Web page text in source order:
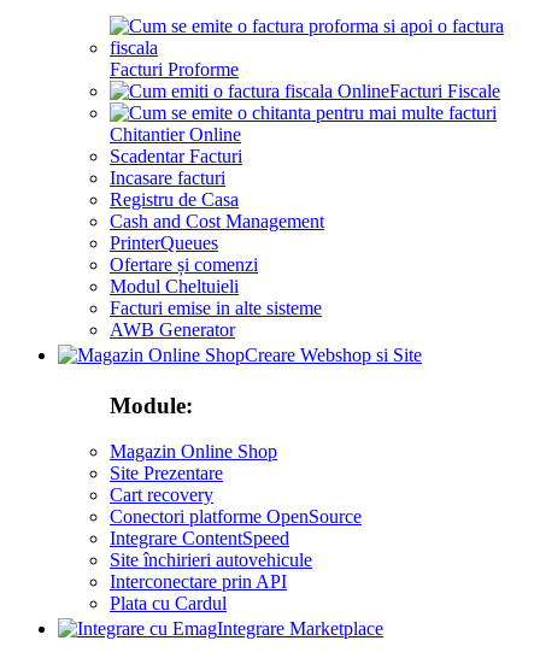
Facturi Proforme
Facturi Fiscale
Chitantier Online
Scadentar Facturi
Incasare facturi
Registru de Casa
Cash and Cost Management
PrinterQueues
Ofertare și comenzi
Modul Cheltuieli
Facturi emise in alte sisteme
AWB Generator
Creare Webshop si Site
Module:
Magazin Online Shop
Site Prezentare
Cart recovery
Conectori platforme OpenSource
Integrare ContentSpeed
Site închirieri autovehicule
Interconectare prin API
Plata cu Cardul
Integrare Marketplace